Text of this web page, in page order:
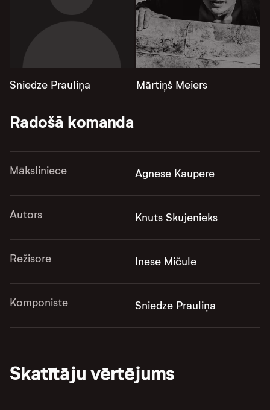
Sniedze Prauliņa Mārtiņš Meiers
Radošā komanda
Māksliniece Agnese Kaupere
Autors Knuts Skujenieks
Režisore Inese Mičule
Komponiste Sniedze Prauliņa
Skatītāju vērtējums